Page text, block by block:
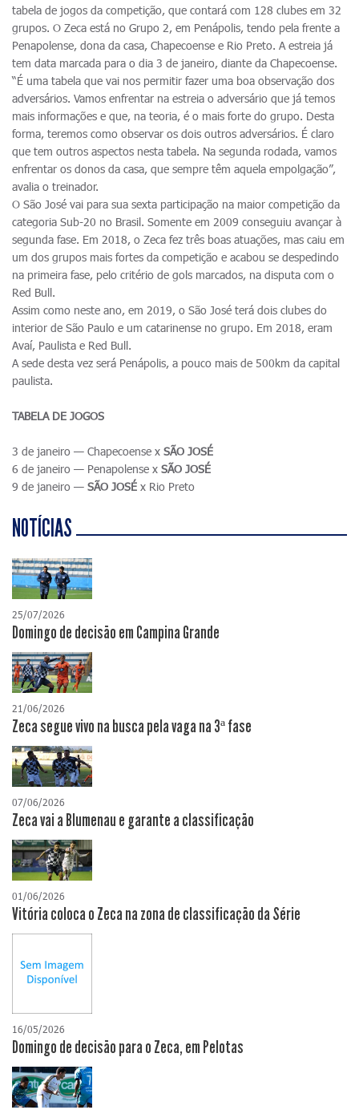
tabela de jogos da competição, que contará com 128 clubes em 32
grupos. O Zeca está no Grupo 2, em Penápolis, tendo pela frente a
Penapolense, dona da casa, Chapecoense e Rio Preto. A estreia já
tem data marcada para o dia 3 de janeiro, diante da Chapecoense.
“É uma tabela que vai nos permitir fazer uma boa observação dos
adversários. Vamos enfrentar na estreia o adversário que já temos
mais informações e que, na teoria, é o mais forte do grupo. Desta
forma, teremos como observar os dois outros adversários. É claro
que tem outros aspectos nesta tabela. Na segunda rodada, vamos
enfrentar os donos da casa, que sempre têm aquela empolgação”,
avalia o treinador.
O São José vai para sua sexta participação na maior competição da
categoria Sub-20 no Brasil. Somente em 2009 conseguiu avançar à
segunda fase. Em 2018, o Zeca fez três boas atuações, mas caiu em
um dos grupos mais fortes da competição e acabou se despedindo
na primeira fase, pelo critério de gols marcados, na disputa com o
Red Bull.
Assim como neste ano, em 2019, o São José terá dois clubes do
interior de São Paulo e um catarinense no grupo. Em 2018, eram
Avaí, Paulista e Red Bull.
A sede desta vez será Penápolis, a pouco mais de 500km da capital
paulista.
TABELA DE JOGOS
3 de janeiro — Chapecoense x SÃO JOSÉ
6 de janeiro — Penapolense x SÃO JOSÉ
9 de janeiro — SÃO JOSÉ x Rio Preto
NOTÍCIAS
25/07/2026
Domingo de decisão em Campina Grande
21/06/2026
Zeca segue vivo na busca pela vaga na 3ª fase
07/06/2026
Zeca vai a Blumenau e garante a classificação
01/06/2026
Vitória coloca o Zeca na zona de classificação da Série
16/05/2026
Domingo de decisão para o Zeca, em Pelotas